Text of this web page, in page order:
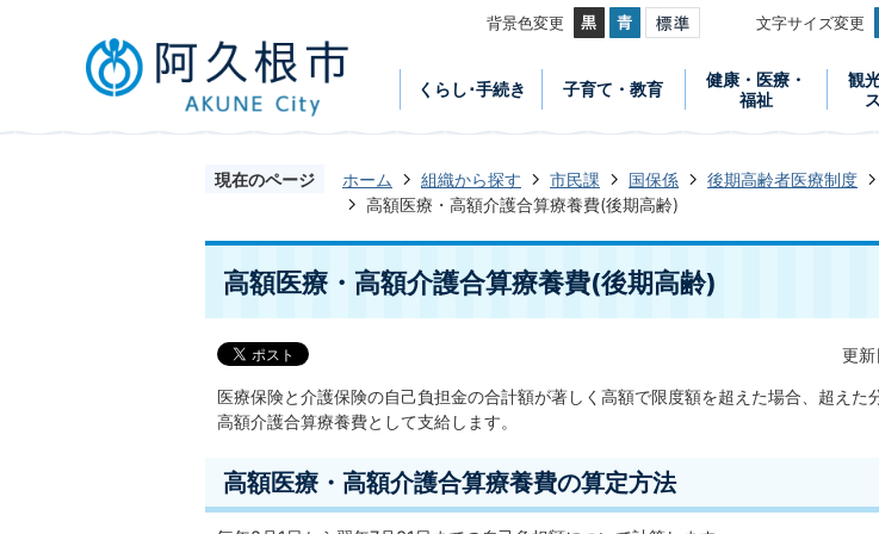
背景色変更 文字サイズ変更
くらし･手続き 子育て・教育
健康・医療・
福祉
観
現在のページ ホーム 組織から探す 市民課 国保係 後期高齢者医療制度
高額医療・高額介護合算療養費(後期高齢)
高額医療・高額介護合算療養費(後期高齢)
更
医療保険と介護保険の自己負担金の合計額が著しく高額で限度額を超えた場合、超えた
高額介護合算療養費として支給します。
高額医療・高額介護合算療養費の算定方法